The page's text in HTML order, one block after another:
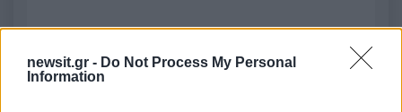
newsit.gr - Do Not Process My Personal
Information
2000 /2000